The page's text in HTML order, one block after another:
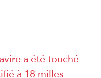
a été touché
à 18 milles